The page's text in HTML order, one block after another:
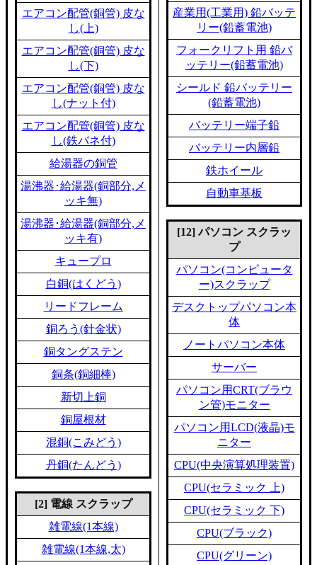
エアコン配管(銅管) 皮な
し(上)
エアコン配管(銅管) 皮な
し(下)
エアコン配管(銅管) 皮な
し(ナット付)
エアコン配管(銅管) 皮な
し(鉄バネ付)
給湯器の銅管
湯沸器･給湯器(銅部分,メ
ッキ無)
湯沸器･給湯器(銅部分,メ
ッキ有)
キュープロ
白銅(はくどう)
リードフレーム
銅ろう(針金状)
銅タングステン
銅条(銅細棒)
新切上銅
銅屋根材
混銅(こみどう)
丹銅(たんどう)
[2] 電線 スクラップ
雑電線(1本線)
雑電線(1本線,太)
産業用(工業用) 鉛バッテ
リー(鉛蓄電池)
フォークリフト用 鉛バ
ッテリー(鉛蓄電池)
シールド 鉛バッテリー
(鉛蓄電池)
バッテリー端子鉛
バッテリー内層鉛
鉄ホイール
自動車基板
[12] パソコン スクラッ
プ
パソコン(コンピュータ
ー)スクラップ
デスクトップパソコン本
体
ノートパソコン本体
サーバー
パソコン用CRT(ブラウ
ン管)モニター
パソコン用LCD(液晶)モ
ニター
CPU(中央演算処理装置)
CPU(セラミック 上)
CPU(セラミック 下)
CPU(ブラック)
CPU(グリーン)